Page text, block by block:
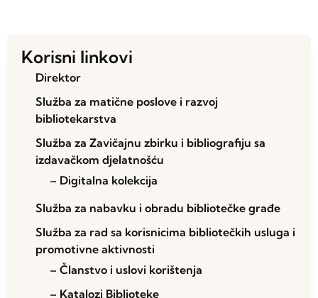
Korisni linkovi
Direktor
Služba za matične poslove i razvoj
bibliotekarstva
Služba za Zavičajnu zbirku i bibliografiju sa
izdavačkom djelatnošću
– Digitalna kolekcija
Služba za nabavku i obradu bibliotečke građe
Služba za rad sa korisnicima bibliotečkih usluga i
promotivne aktivnosti
– Članstvo i uslovi korištenja
– Katalozi Biblioteke